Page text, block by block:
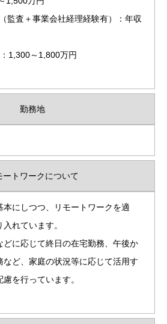
監査＋事業会社経理経験有）：年収
1,300～1,800万円
勤務地
ートワークについて
本にしつつ、リモートワークを適
れています。
どに応じて終日の在宅勤務、午後か
など、家庭の状況等に応じて活用す
を行っています。